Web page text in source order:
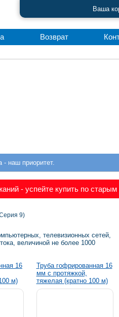
Ваша
Возврат
- наш приоритет.
- успейте купить по старым
9)
телевизионных сетей,
величиной не более 1000
16
м)
Труба гофрированная 16
мм с протяжкой,
тяжелая (кратно 100 м)